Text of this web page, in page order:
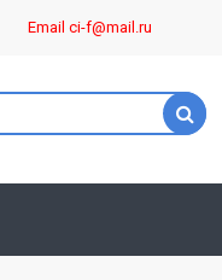
Email ci-f@mail.ru